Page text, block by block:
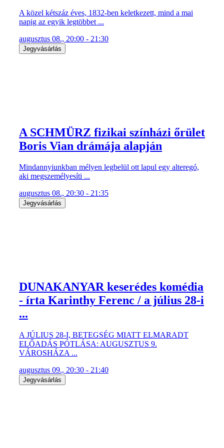
A közel kétszáz éves, 1832-ben keletkezett, mind a mai
napig az egyik legtöbbet ...
augusztus 08., 20:00 - 21:30
Jegyvásárlás
A SCHMÜRZ fizikai színházi őrület
Boris Vian drámája alapján
Mindannyiunkban mélyen legbelül ott lapul egy alteregó,
aki megszemélyesíti ...
augusztus 08., 20:30 - 21:35
Jegyvásárlás
DUNAKANYAR keserédes komédia
- írta Karinthy Ferenc / a július 28-i
...
A JÚLIUS 28-I, BETEGSÉG MIATT ELMARADT
ELŐADÁS PÓTLÁSA: AUGUSZTUS 9.
VÁROSHÁZA ...
augusztus 09., 20:30 - 21:40
Jegyvásárlás